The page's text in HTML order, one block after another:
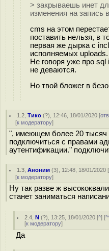
> закрываешь инет
изменения на запись
cms на этом
поставить нельзя, в
первая же дырка с
исполняемых uploads.
Не говоря уже про
не деваются.
Но твой бложег в
1.2 ,Тико (?), 12:46, 18/01/2020 [
[к модератору]
", имеющем более 20 тысяч
подключиться с правами
аутентификации."
1.3 ,Аноним (3), 12:48, 18/01/2020 [
[к модератору]
Ну так разве ж
станет заниматься
2.4 ,N (?), 13:25, 18/01/2020 [^] [
[к модератору]
Да